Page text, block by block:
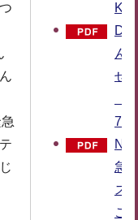
KB
DV
ん
せ
急
ス
ご